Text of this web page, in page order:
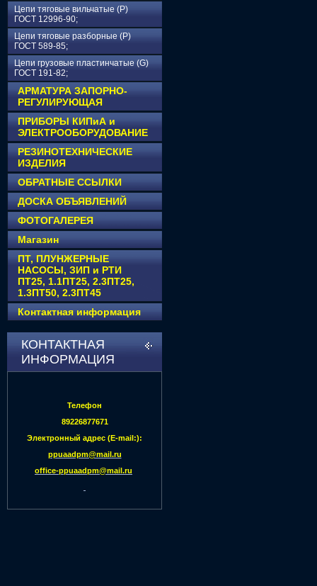
Цепи тяговые вильчатые (Р)
ГОСТ 12996-90;
Цепи тяговые разборные (Р)
ГОСТ 589-85;
Цепи грузовые пластинчатые (G)
ГОСТ 191-82;
АРМАТУРА ЗАПОРНО-
РЕГУЛИРУЮЩАЯ
ПРИБОРЫ КИПиА и
ЭЛЕКТРООБОРУДОВАНИЕ
РЕЗИНОТЕХНИЧЕСКИЕ
ИЗДЕЛИЯ
ОБРАТНЫЕ ССЫЛКИ
ДОСКА ОБЪЯВЛЕНИЙ
ФОТОГАЛЕРЕЯ
Магазин
ПТ, ПЛУНЖЕРНЫЕ
НАСОСЫ, ЗИП и РТИ
ПТ25, 1.1ПТ25, 2.3ПТ25,
1.3ПТ50, 2.3ПТ45
Контактная информация
КОНТАКТНАЯ
ИНФОРМАЦИЯ
Телефон
89226877671
Электронный адрес (E-mail:):
ppuaadpm@mail.ru
office-ppuaadpm@mail.ru